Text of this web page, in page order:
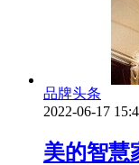
品牌头条
2022-06-17
美的智慧